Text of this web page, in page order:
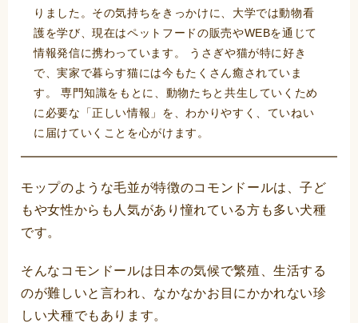
りました。その気持ちをきっかけに、大学では動物看
護を学び、現在はペットフードの販売やWEBを通じて
情報発信に携わっています。 うさぎや猫が特に好き
で、実家で暮らす猫には今もたくさん癒されていま
す。 専門知識をもとに、動物たちと共生していくため
に必要な「正しい情報」を、わかりやすく、ていねい
に届けていくことを心がけます。
モップのような毛並が特徴のコモンドールは、子ど
もや女性からも人気があり憧れている方も多い犬種
です。
そんなコモンドールは日本の気候で繁殖、生活する
のが難しいと言われ、なかなかお目にかかれない珍
しい犬種でもあります。